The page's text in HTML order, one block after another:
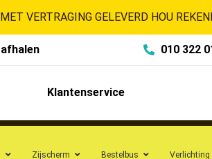
VERTRAGING GELEVERD HOU
010 322
Klantenservice
Zijscherm Bestelbus Verlichting